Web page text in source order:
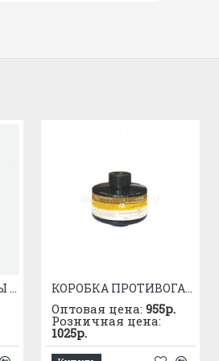
ЗАПАСНЫЕ ПАТРОНЫ К РПГ-67 МАРКИ "В" КОРОБКА ПРОТИВОГАЗНАЯ М/Г МКФ (А1В1Е1)
Оптовая цена: 955р.
Розничная цена:
1025р.